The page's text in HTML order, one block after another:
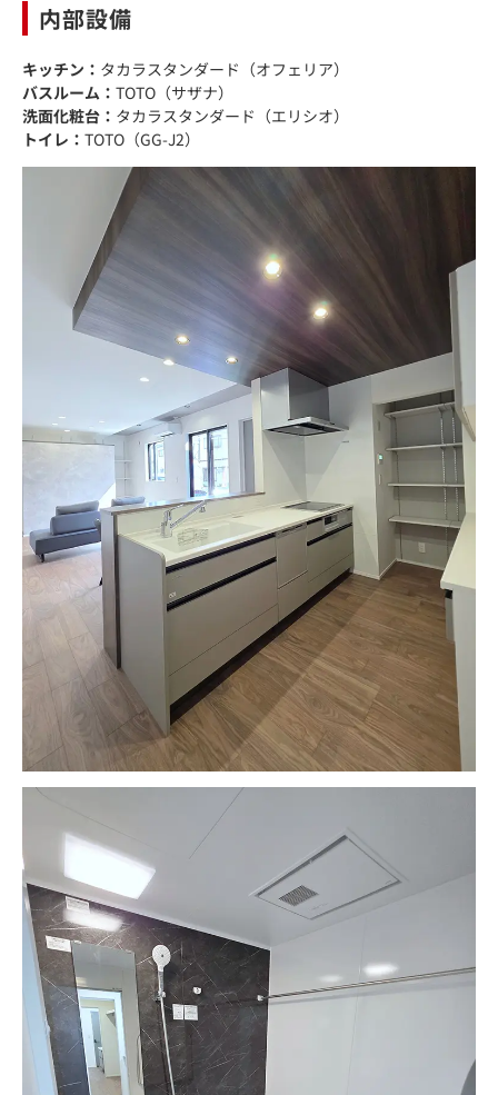
内部設備
キッチン： タカラスタンダード（オフェリア）
バスルーム： TOTO（サザナ）
洗面化粧台： タカラスタンダード（エリシオ）
トイレ： TOTO（GG-J2）